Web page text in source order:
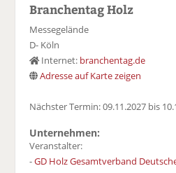
Branchentag Holz
Messegelände
D- Köln
Internet: branchentag.de
Adresse auf Karte zeigen
Nächster Termin: 09.11.2027 bis
Unternehmen:
Veranstalter:
-GD Holz Gesamtverband